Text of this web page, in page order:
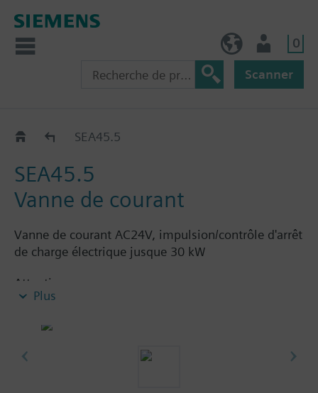
0
Scanner
Variateurs de puissance, relais statiques et
SEA45.5
SEA45.5
Vanne de courant
Vanne de courant AC24V, impulsion/contrôle d'arrêt
de charge électrique jusque 30 kW
Attention
Mounting & local electrical regulations to be
Remarque
SEA45.5 Current valve
Plus